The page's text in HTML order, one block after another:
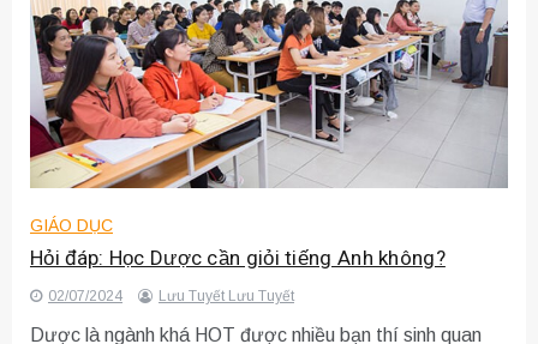
GIÁO DỤC
Hỏi đáp: Học Dược cần giỏi tiếng Anh không?
02/07/2024 Lưu Tuyết Lưu Tuyết
Dược là ngành khá HOT được nhiều bạn thí sinh quan